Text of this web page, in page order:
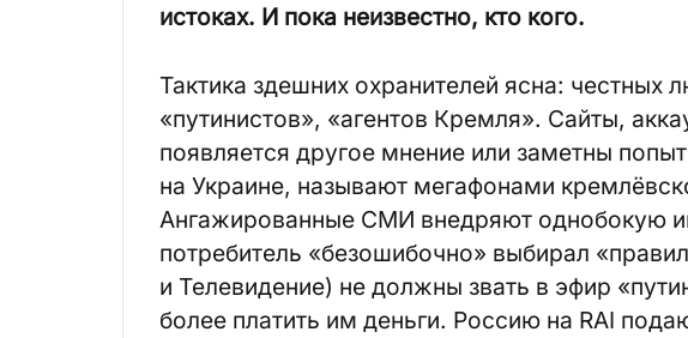
истоках. И пока неизвестно, кто кого.
Тактика здешних охранителей ясна: честных
«путинистов», «агентов Кремля». Сайты,
появляется другое мнение или заметны
на Украине, называют мегафонами
Ангажированные СМИ внедряют однобокую
потребитель «безошибочно» выбирал
и Телевидение) не должны звать в эфир
более платить им деньги. Россию на RAI